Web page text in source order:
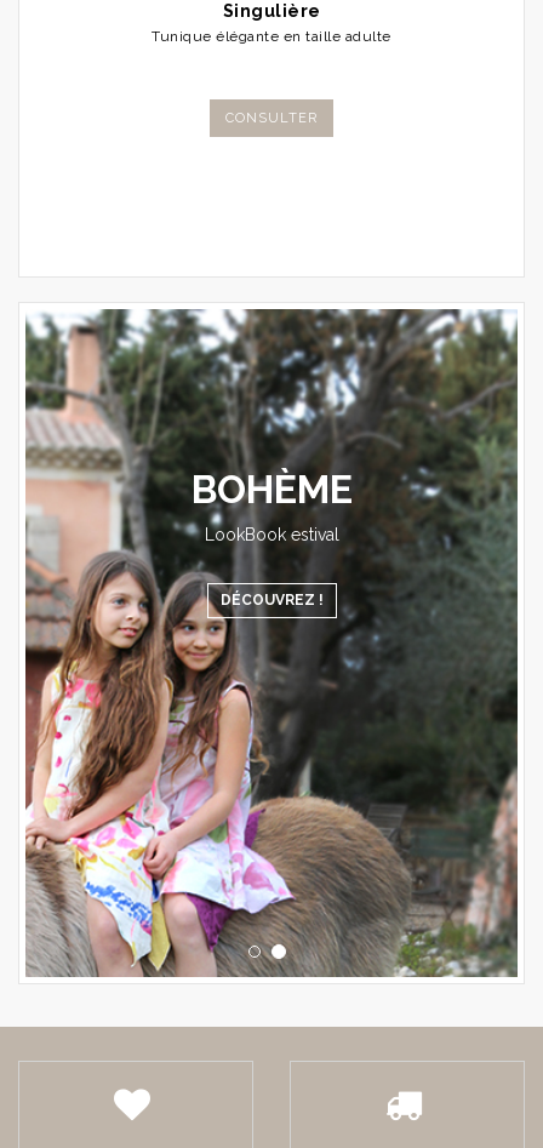
Singulière
Tunique élégante en taille adulte
CONSULTER
BOHÈME
LookBook estival
DÉCOUVREZ !